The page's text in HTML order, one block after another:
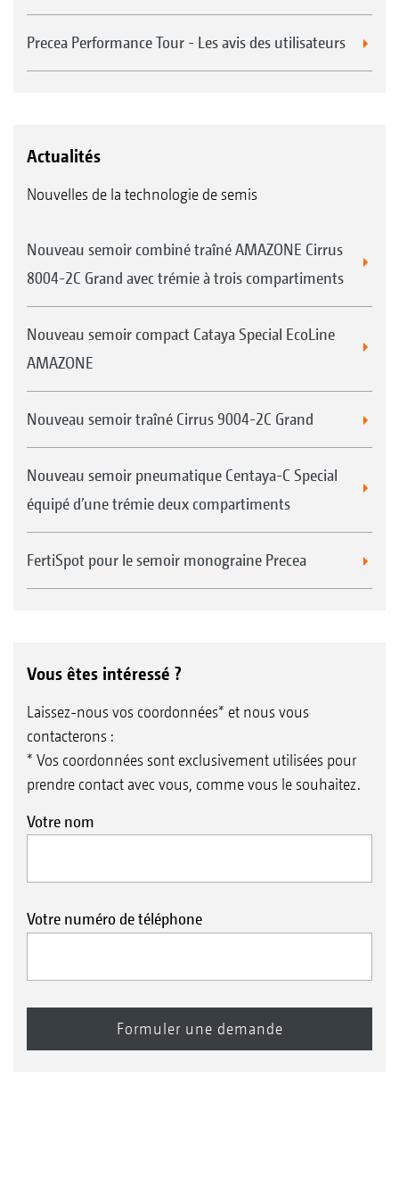
Precea Performance Tour - Les avis des utilisateurs
Actualités
Nouvelles de la technologie de semis
Nouveau semoir combiné traîné AMAZONE Cirrus
8004-2C Grand avec trémie à trois compartiments
Nouveau semoir compact Cataya Special EcoLine
AMAZONE
Nouveau semoir traîné Cirrus 9004-2C Grand
Nouveau semoir pneumatique Centaya-C Special
équipé d’une trémie deux compartiments
FertiSpot pour le semoir monograine Precea
Vous êtes intéressé ?
Laissez-nous vos coordonnées* et nous vous
contacterons :
* Vos coordonnées sont exclusivement utilisées pour
prendre contact avec vous, comme vous le souhaitez.
Votre nom
Votre numéro de téléphone